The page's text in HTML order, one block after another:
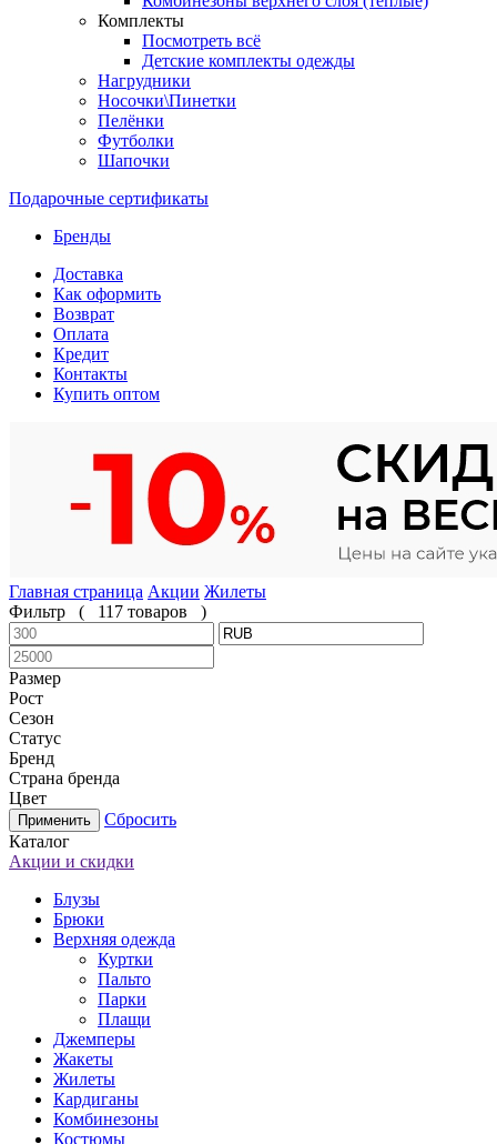
Комплекты
Посмотреть всё
Детские комплекты одежды
Нагрудники
Носочки\Пинетки
Пелёнки
Футболки
Шапочки
Подарочные сертификаты
Бренды
Доставка
Как оформить
Возврат
Оплата
Кредит
Контакты
Купить оптом
Главная страница Акции Жилеты
Фильтр
( 117 товаров )
Размер
Рост
Сезон
Статус
Бренд
Страна бренда
Цвет
Сбросить
Каталог
Акции и скидки
Блузы
Брюки
Верхняя одежда
Куртки
Пальто
Парки
Плащи
Джемперы
Жакеты
Жилеты
Кардиганы
Комбинезоны
Костюмы